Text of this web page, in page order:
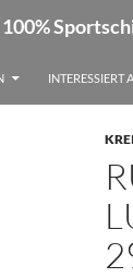
INTERESSIERT